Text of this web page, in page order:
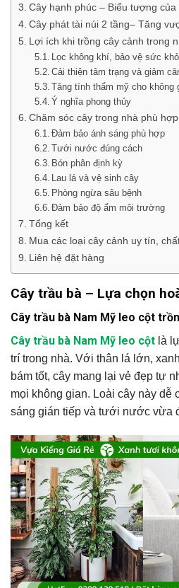
Cây hạnh phúc – Biểu tượng của
Cây phát tài núi 2 tầng– Tăng
Lợi ích khi trồng cây cảnh trong
Lọc không khí, bảo vệ sức
Cải thiện tâm trạng và giảm
Tăng tính thẩm mỹ cho không
Ý nghĩa phong thủy
Chăm sóc cây trong nhà phù hợp
Đảm bảo ánh sáng phù hợp
Tưới nước đúng cách
Bón phân định kỳ
Lau lá và vệ sinh cây
Phòng ngừa sâu bệnh
Đảm bảo độ ẩm môi trường
Tổng kết
Mua các loại cây cảnh uy tín,
Liên hệ đặt hàng
Cây trầu bà – Lựa chọn
Cây trầu bà Nam Mỹ leo cột
Cây trầu bà Nam Mỹ leo cột là
trí trong nhà. Với thân lá lớn,
bám tốt, cây mang lại vẻ đẹp tự
mọi không gian. Loài cây này dễ
sáng gián tiếp và tưới nước vừa